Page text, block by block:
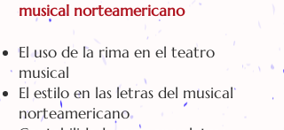
musical norteamericano
El uso de la rima en el teatro
musical
El estilo en las letras del musical
norteamericano